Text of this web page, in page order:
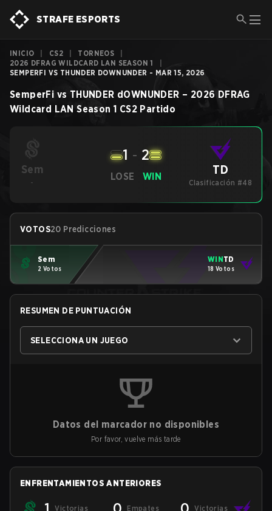
STRAFE ESPORTS
INICIO CS2 TORNEOS
2026 DFRAG WILDCARD LAN SEASON 1
SEMPERFI VS THUNDER DOWNUNDER - MAR 15, 2026
SemperFi vs THUNDER dOWNUNDER – 2026 DFRAG
Wildcard LAN Season 1 CS2 Partido
Sem
-
LOSE
1 - 2
WIN TD
Clasificación #48
VOTOS20 Predicciones
Sem
2 Votos
WINTD
18 Votos
RESUMEN DE PUNTUACIÓN
SELECCIONA UN JUEGO
Datos del marcador no disponibles
Por favor, vuelve más tarde
ENFRENTAMIENTOS ANTERIORES
Victorias Empates Victorias